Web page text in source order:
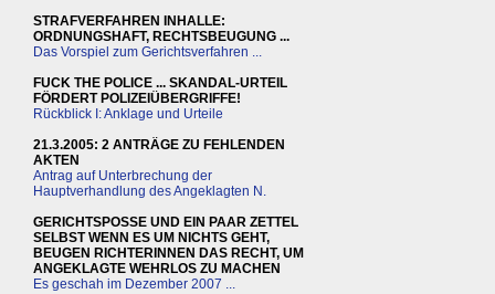
STRAFVERFAHREN INHALLE:
ORDNUNGSHAFT, RECHTSBEUGUNG ...
Das Vorspiel zum Gerichtsverfahren ...
FUCK THE POLICE ... SKANDAL-URTEIL
FÖRDERT POLIZEIÜBERGRIFFE!
Rückblick I: Anklage und Urteile
21.3.2005: 2 ANTRÄGE ZU FEHLENDEN
AKTEN
Antrag auf Unterbrechung der
Hauptverhandlung des Angeklagten N.
GERICHTSPOSSE UND EIN PAAR ZETTEL
SELBST WENN ES UM NICHTS GEHT,
BEUGEN RICHTERINNEN DAS RECHT, UM
ANGEKLAGTE WEHRLOS ZU MACHEN
Es geschah im Dezember 2007 ...